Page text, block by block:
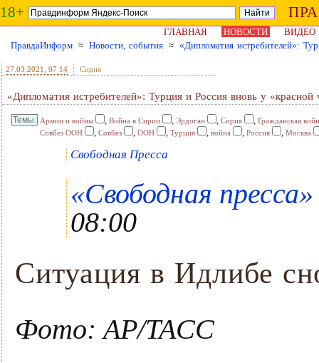
18+
ГЛАВНАЯ НОВОСТИ
ВИДЕО
ПравдаИнформ ≈ Новости, события ≈ «Дипломатия истребителей»:
27.03.2021 , 07:14 Сирия
«Дипломатия истребителей»: Турция и Россия вновь у
Армии и войны , Война в Сирии , Эрдоган , Сирия , Гражданская
Совбез ООН
, Совбез , ООН , Турция , война , Россия , Москва
Свободная Пресса
«Свободная
08:00
Ситуация в Идлибе
Фото: AP/TAСС